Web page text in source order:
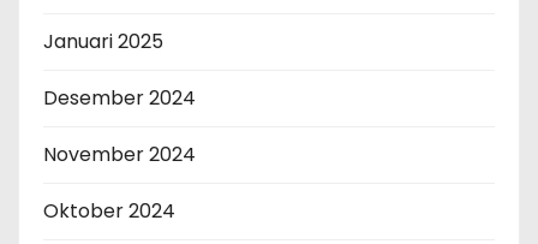
Januari 2025
Desember 2024
November 2024
Oktober 2024